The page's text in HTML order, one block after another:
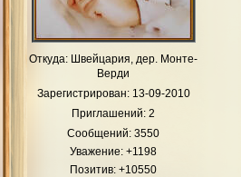
Откуда: Швейцария, дер. Монте-
Верди
Зарегистрирован: 13-09-2010
Приглашений: 2
Сообщений: 3550
Уважение: +1198
Позитив: +10550